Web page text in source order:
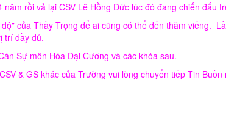
rồi vả lại CSV Lê Hồng Đức lúc đó đang chiến đấu
của Thầy Trọng để ai cũng có thể đến thăm viếng.
trí đầy đủ.
Sự môn Hóa Đại Cương và các khóa sau.
& GS khác của Trường vui lòng chuyển tiếp Tin Buồn